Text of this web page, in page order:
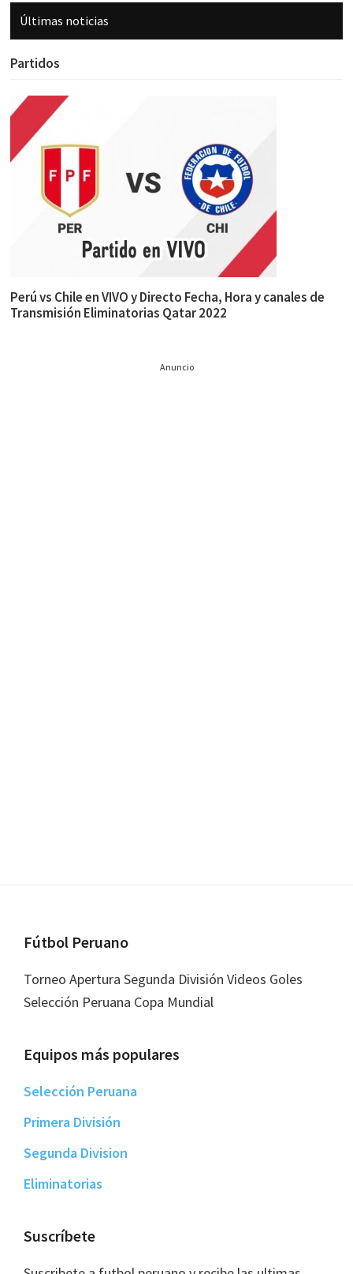
Últimas noticias
Partidos
Perú vs Chile en VIVO y Directo Fecha, Hora y canales de
Transmisión Eliminatorias Qatar 2022
Anuncio
Footer
Fútbol Peruano
Torneo Apertura Segunda División Videos Goles
Selección Peruana Copa Mundial
Equipos más populares
Selección Peruana
Primera División
Segunda Division
Eliminatorias
Suscríbete